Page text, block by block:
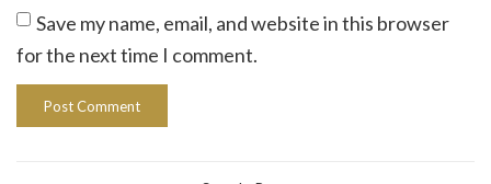
Save my name, email, and website in this browser
for the next time I comment.